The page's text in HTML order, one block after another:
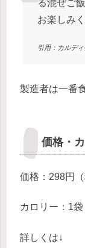
る混ぜご
お楽しみ
引用：カルデ
製造者は一番
価格・
価格：298円（
カロリー：1
詳しくは↓